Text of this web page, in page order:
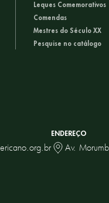
Leques Comemorativos
Comendas
Mestres do Século XX
Pesquise no catálogo
ENDEREÇO
Av.